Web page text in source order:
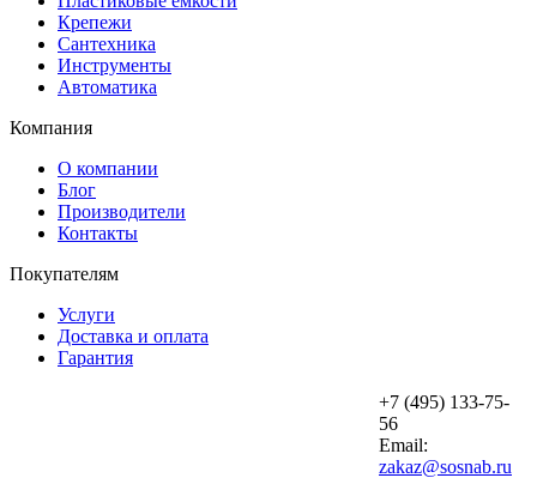
Крепежи
Сантехника
Инструменты
Автоматика
Компания
О компании
Блог
Производители
Контакты
Покупателям
Услуги
Доставка и оплата
Гарантия
+7 (495) 133-75-
56
Email:
zakaz@sosnab.ru